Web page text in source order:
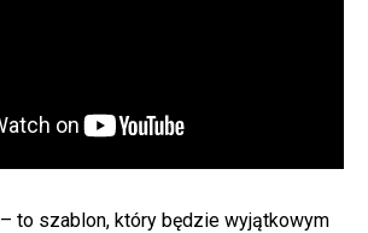
– to szablon, który będzie wyjątkowym